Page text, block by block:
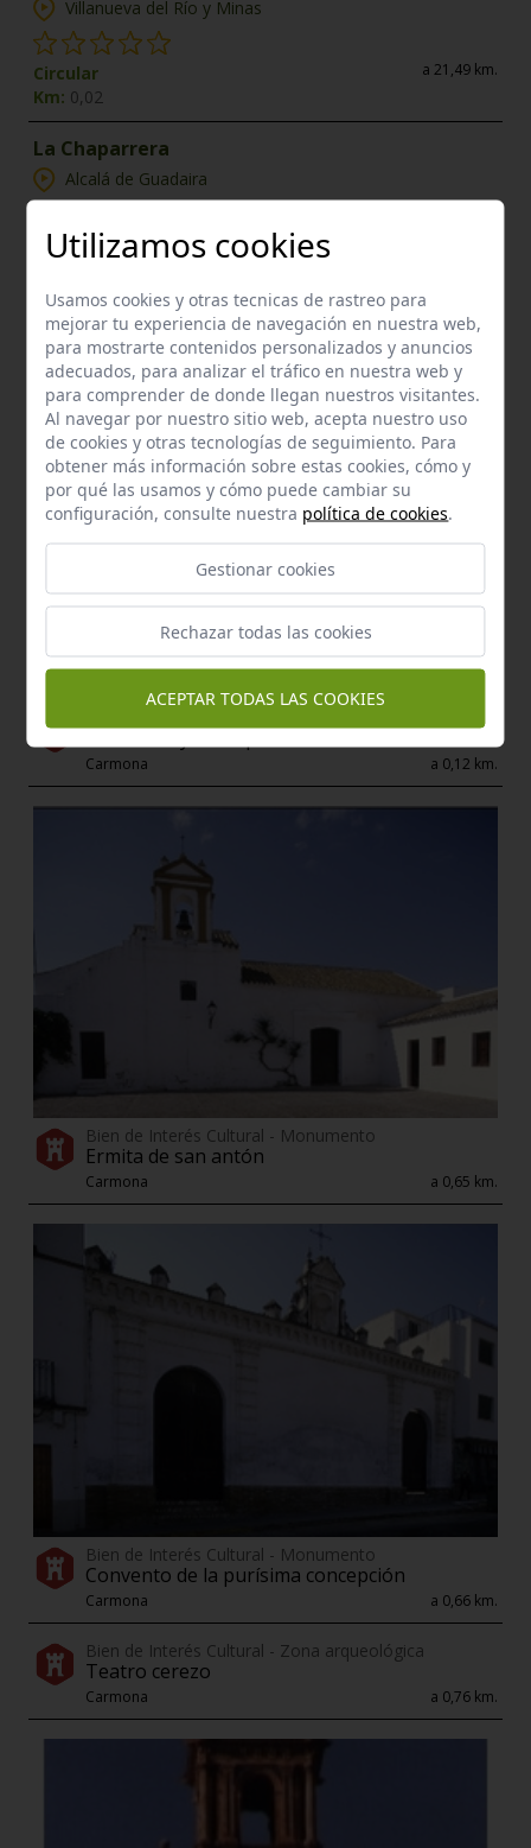
Villanueva del Río y Minas
Circular
Km: 0,02
a 21,49 km.
La Chaparrera
Alcalá de Guadaira
Lineal
Enclaves de interés próximos
Anfiteatro y necrópolis romana
Carmona a 0,12 km.
Bien de Interés Cultural - Monumento
Ermita de san antón
Carmona a 0,65 km.
Bien de Interés Cultural - Monumento
Convento de la purísima concepción
Carmona a 0,66 km.
Bien de Interés Cultural - Zona arqueológica
Teatro cerezo
Carmona a 0,76 km.
Utilizamos cookies
Usamos cookies y otras tecnicas de rastreo para
mejorar tu experiencia de navegación en nuestra web,
para mostrarte contenidos personalizados y anuncios
adecuados, para analizar el tráfico en nuestra web y
para comprender de donde llegan nuestros visitantes.
Al navegar por nuestro sitio web, acepta nuestro uso
de cookies y otras tecnologías de seguimiento. Para
obtener más información sobre estas cookies, cómo y
por qué las usamos y cómo puede cambiar su
configuración, consulte nuestra política de cookies.
Gestionar cookies
Rechazar todas las cookies
ACEPTAR TODAS LAS COOKIES